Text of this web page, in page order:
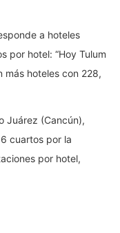
a hoteles
por hotel: “Hoy Tulum
más hoteles con 228,
Juárez (Cancún),
cuartos por la
por hotel,